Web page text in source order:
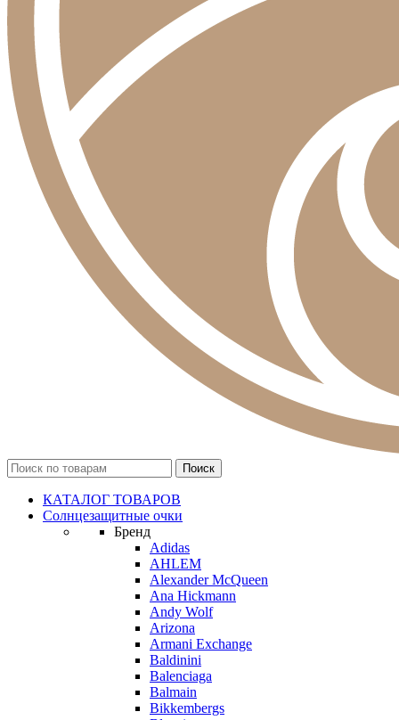
КАТАЛОГ ТОВАРОВ
Солнцезащитные очки
Бренд
Adidas
AHLEM
Alexander McQueen
Ana Hickmann
Andy Wolf
Arizona
Armani Exchange
Baldinini
Balenciaga
Balmain
Bikkembergs